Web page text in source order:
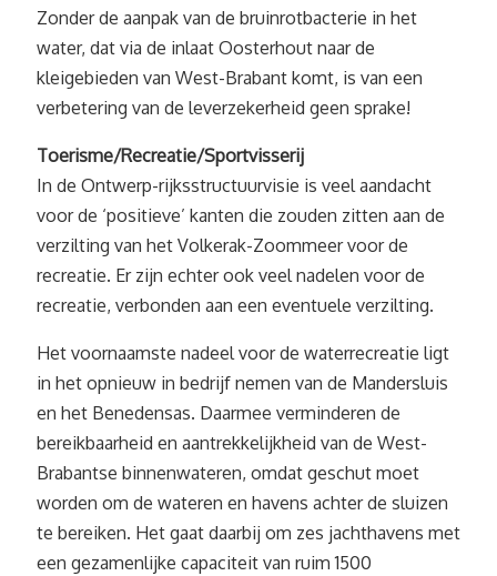
Zonder de aanpak van de bruinrotbacterie in het
water, dat via de inlaat Oosterhout naar de
kleigebieden van West-Brabant komt, is van een
verbetering van de leverzekerheid geen sprake!
Toerisme/Recreatie/Sportvisserij
In de Ontwerp-rijksstructuurvisie is veel aandacht
voor de ‘positieve’ kanten die zouden zitten aan de
verzilting van het Volkerak-Zoommeer voor de
recreatie. Er zijn echter ook veel nadelen voor de
recreatie, verbonden aan een eventuele verzilting.
Het voornaamste nadeel voor de waterrecreatie ligt
in het opnieuw in bedrijf nemen van de Mandersluis
en het Benedensas. Daarmee verminderen de
bereikbaarheid en aantrekkelijkheid van de West-
Brabantse binnenwateren, omdat geschut moet
worden om de wateren en havens achter de sluizen
te bereiken. Het gaat daarbij om zes jachthavens met
een gezamenlijke capaciteit van ruim 1500